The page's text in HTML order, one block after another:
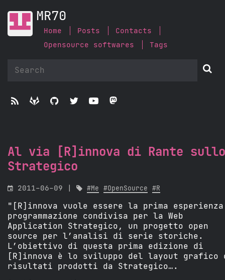
MR70
Home Posts
Contacts
Opensource softwares
Tags

    
Al via [R]innova di Rante sullo
Strategico
 2011-06-09 |  #Me #OpenSource #R
"[R]innova vuole essere la prima
programmazione condivisa per la Web
Application Strategico, un progetto open
source per l’analisi di serie storiche.
L’obiettivo di questa prima edizione di
[R]innova è lo sviluppo del layout grafico
risultati prodotti da Strategico….